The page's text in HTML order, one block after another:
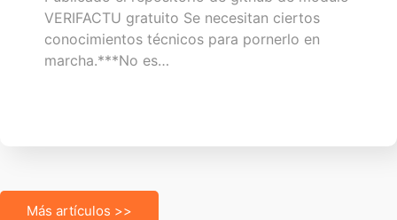
VERIFACTU gratuito Se necesitan ciertos
conocimientos técnicos para pornerlo en
marcha.***No es…
Más artículos >>